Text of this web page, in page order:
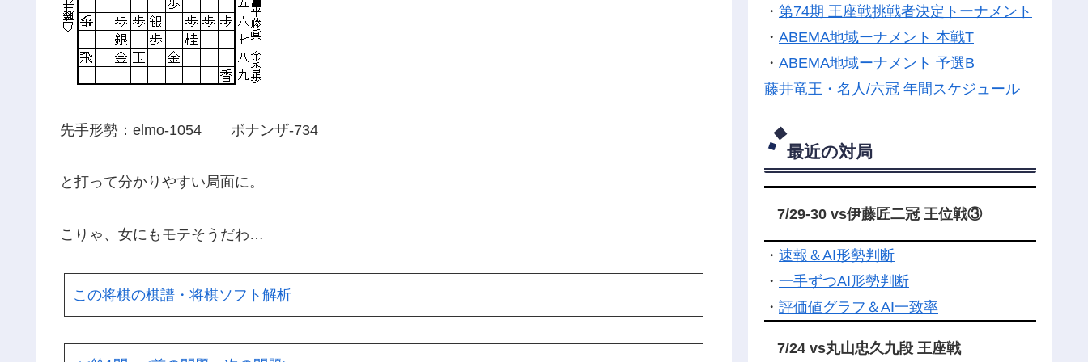
先手形勢：elmo-1054 ボナンザ-734
と打って分かりやすい局面に。
こりゃ、女にもモテそうだわ…
この将棋の棋譜・将棋ソフト解析
・ 第74期 王座戦挑戦者決定トーナメント
・ ABEMA地域ーナメント 本戦T
・ ABEMA地域ーナメント 予選B
藤井竜王・名人/六冠 年間スケジュール
最近の対局
7/29-30 vs伊藤匠二冠 王位戦③
・ 速報＆AI形勢判断
・ 一手ずつAI形勢判断
・ 評価値グラフ＆AI一致率
7/24 vs丸山忠久九段 王座戦